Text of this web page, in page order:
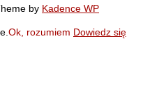
by Kadence WP
Ok, rozumiem Dowiedz się